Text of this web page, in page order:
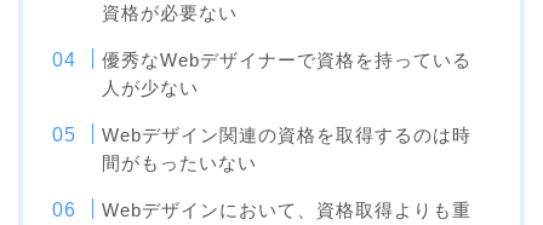
資格が必要ない
優秀なWebデザイナーで資格を持っている
人が少ない
Webデザイン関連の資格を取得するのは時
間がもったいない
Webデザインにおいて、資格取得よりも重